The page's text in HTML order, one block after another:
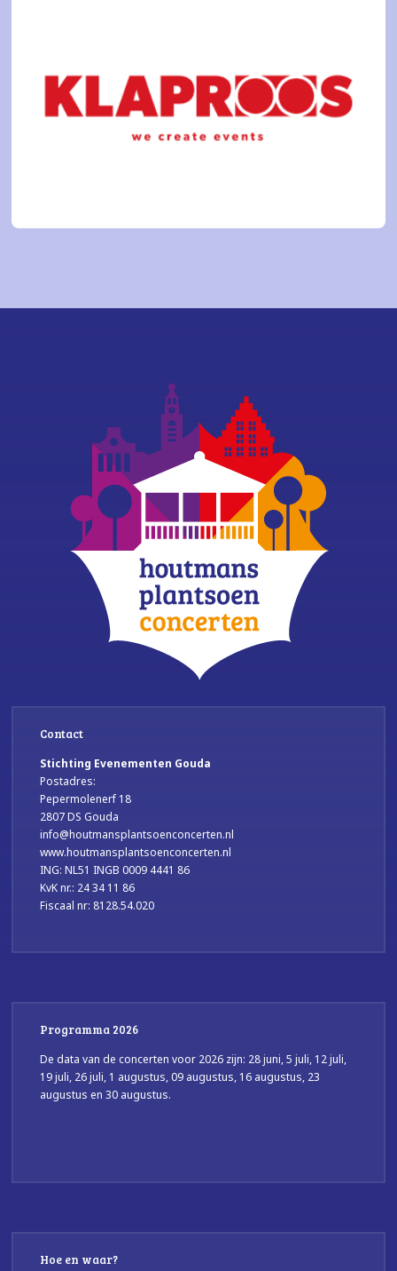
Contact
Stichting Evenementen Gouda
Postadres:
Pepermolenerf 18
2807 DS Gouda
info@houtmansplantsoenconcerten.nl
www.houtmansplantsoenconcerten.nl
ING: NL51 INGB 0009 4441 86
KvK nr.: 24 34 11 86
Fiscaal nr: 8128.54.020
Programma 2026
De data van de concerten voor 2026 zijn: 28 juni, 5 juli, 12 juli,
19 juli, 26 juli, 1 augustus, 09 augustus, 16 augustus, 23
augustus en 30 augustus.
Hoe en waar?